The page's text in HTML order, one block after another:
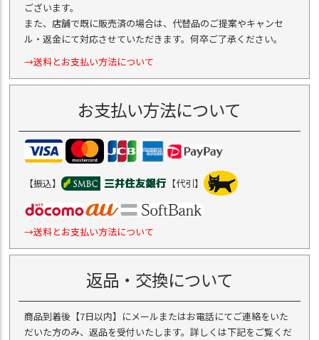
ございます。
また、店舗で既に販売済の場合は、代替品のご提案やキャンセ
ル・返金にて対応させていただきます。何卒ご了承ください。
→送料とお支払い方法について
お支払い方法について
【振込】 【代引】
→送料とお支払い方法について
返品・交換について
商品到着後【7日以内】にメールまたはお電話にてご連絡をいた
だいた方のみ、返品を受付いたします。詳しくは下記をご覧くだ